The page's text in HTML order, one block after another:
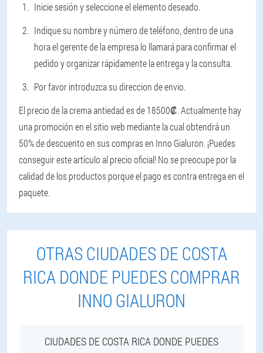
Inicie sesión y seleccione el elemento deseado.
Indique su nombre y número de teléfono, dentro de una
hora el gerente de la empresa lo llamará para confirmar el
pedido y organizar rápidamente la entrega y la consulta.
Por favor introduzca su direccion de envio.
El precio de la crema antiedad es de 18500₡. Actualmente hay
una promoción en el sitio web mediante la cual obtendrá un
50% de descuento en sus compras en Inno Gialuron. ¡Puedes
conseguir este artículo al precio oficial! No se preocupe por la
calidad de los productos porque el pago es contra entrega en el
paquete.
OTRAS CIUDADES DE COSTA
RICA DONDE PUEDES COMPRAR
INNO GIALURON
CIUDADES DE COSTA RICA DONDE PUEDES